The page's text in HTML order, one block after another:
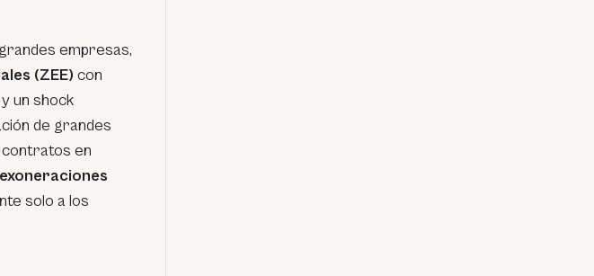
empresas,
(ZEE) con
y un shock
de grandes
contratos en
exoneraciones
solo a los